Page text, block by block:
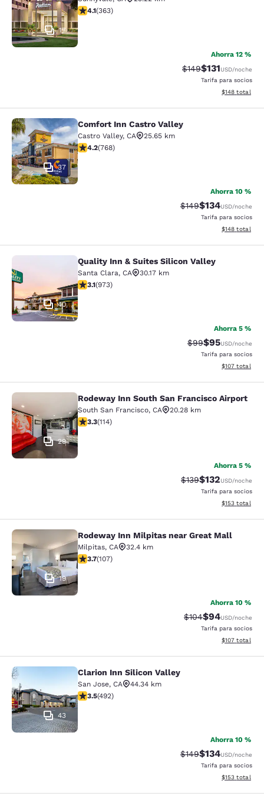
17
calificación de 4.09 estrellas. Muy bueno. 363 reseñas
4.1(363)
Ahorra 12 %
Precio tachado:
$149Precio con
$131USD/noche
Tarifa para socios
Ver detalles
$148 total
Comfort Inn Castro Valley
37
Comfort Inn Castro Valley
Castro Valley, CA
25.65 km
calificación de 4.23 estrellas. Excelente. 768 reseñas
4.2(768)
Ahorra 10 %
Precio tachado:
$149Precio con
$134USD/noche
Tarifa para socios
Ver detalles
$148 total
Quality Inn & Suites Silicon Valley
40
Quality Inn & Suites Silicon Valley
Santa Clara, CA
30.17 km
calificación de 3.12 estrellas. Bueno. 973 reseñas
3.1(973)
Ahorra 5 %
Precio tachado:
$99Precio con
$95USD/noche
Tarifa para socios
Ver detalles
$107 total
Rodeway Inn South San Francisco
29
Rodeway Inn South San Francisco Airport
South San Francisco, CA
20.28 km
calificación de 3.26 estrellas. Bueno. 114 reseñas
3.3(114)
Ahorra 5 %
Precio tachado:
$139Precio con
$132USD/noche
Tarifa para socios
Ver detalles
$153 total
Rodeway Inn Milpitas near Great
19
Rodeway Inn Milpitas near Great Mall
Milpitas, CA
32.4 km
calificación de 3.67 estrellas. Bueno. 107 reseñas
3.7(107)
Ahorra 10 %
Precio tachado:
$104Precio con
$94USD/noche
Tarifa para socios
Ver detalles
$107 total
Clarion Inn Silicon Valley
43
Clarion Inn Silicon Valley
San Jose, CA
44.34 km
calificación de 3.5 estrellas. Bueno. 492 reseñas
3.5(492)
Ahorra 10 %
Precio tachado:
$149Precio con
$134USD/noche
Tarifa para socios
Ver detalles
$153 total